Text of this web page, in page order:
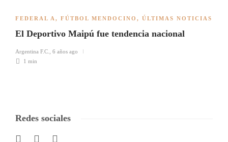
FEDERAL A , FÚTBOL MENDOCINO , ÚLTIMAS NOTICIAS
El Deportivo Maipú fue tendencia nacional
Argentina F.C.
6 años ago
1 min
Redes sociales